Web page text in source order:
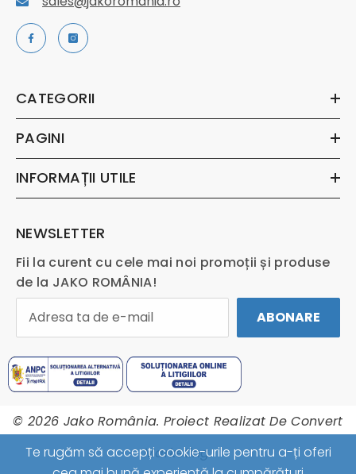
sales@jakoromania.ro
CATEGORII
PAGINI
INFORMAȚII UTILE
NEWSLETTER
Fii la curent cu cele mai noi promoții și produse
de la JAKO ROMÂNIA!
ABONARE
© 2026 Jako România. Proiect Realizat DeConvert
Marketing.
Te rugăm să accepți cookie-urile pentru a-ți oferi